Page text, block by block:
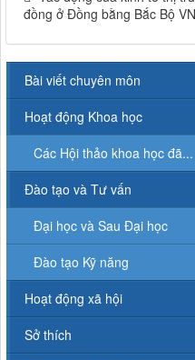
đồng ở Đồng bằng Bắc Bộ VN
Bài viết chuyên môn
Hoạt động Khoa học
Các Hội thảo khoa học đã...
Đào tạo và Tư vấn
Đại học và Sau Đại học
Đào tạo Kỹ năng
Hoạt động xã hội
Sở thích